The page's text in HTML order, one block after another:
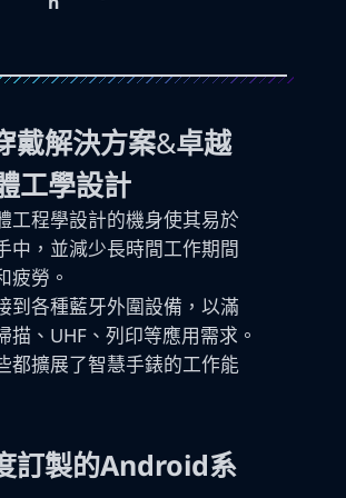
戴解決方案&卓越
工學設計
工程學設計的機身使其易於
中，並減少長時間工作期間
疲勞。
到各種藍牙外圍設備，以滿
描、UHF、列印等應用需求。
都擴展了智慧手錶的工作能
訂製的Android系